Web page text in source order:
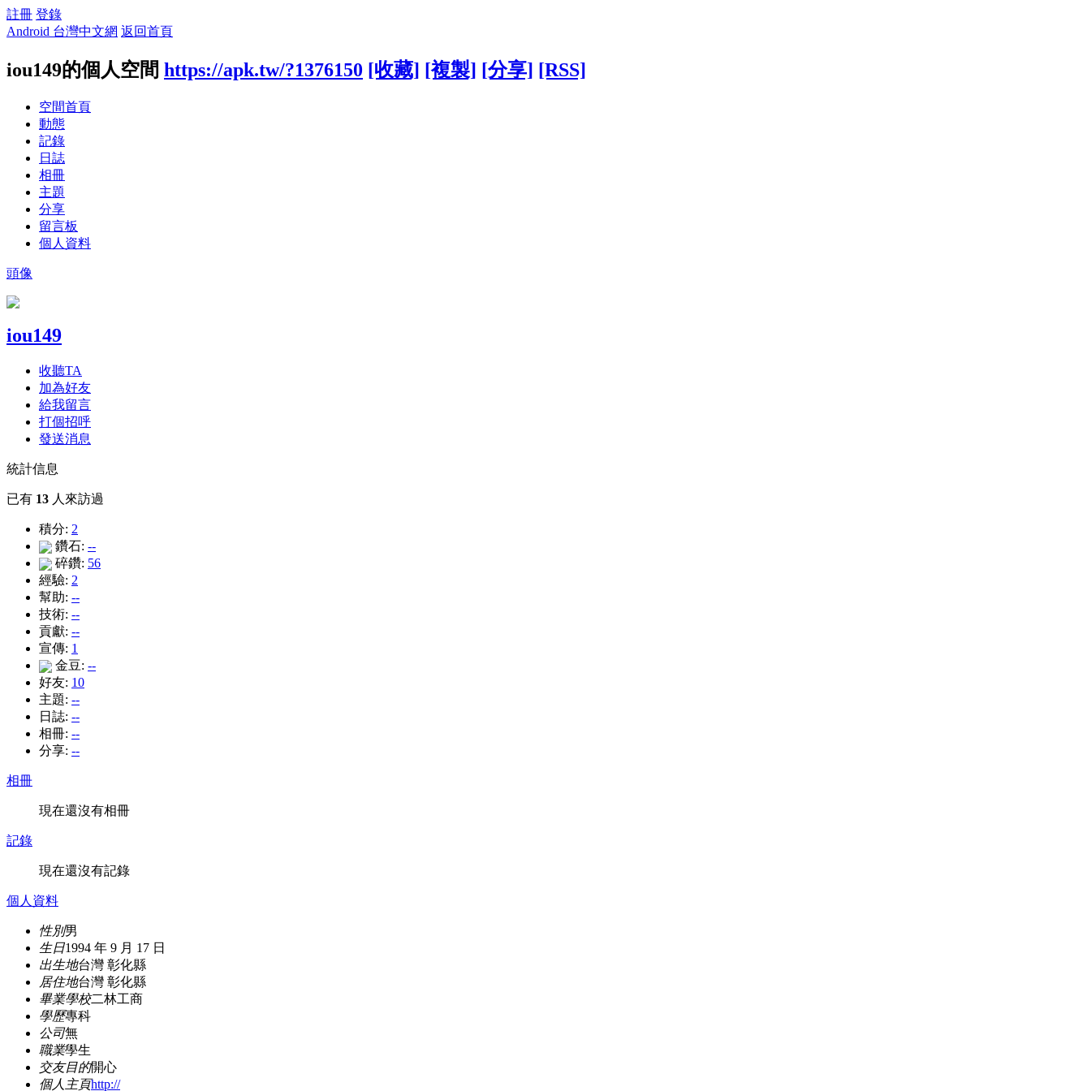
註冊 登錄
Android 台灣中文網 返回首頁
iou149的個人空間 https://apk.tw/?1376150 [收藏] [複製] [分享] [RSS]
空間首頁
動態
記錄
日誌
相冊
主題
分享
留言板
個人資料
頭像
iou149
收聽TA
加為好友
給我留言
打個招呼
發送消息
統計信息
已有 13 人來訪過
積分: 2
鑽石: --
碎鑽: 56
經驗: 2
幫助: --
技術: --
貢獻: --
宣傳: 1
金豆: --
好友: 10
主題: --
日誌: --
相冊: --
分享: --
相冊
現在還沒有相冊
記錄
現在還沒有記錄
個人資料
性別男
生日1994 年 9 月 17 日
出生地台灣 彰化縣
居住地台灣 彰化縣
畢業學校二林工商
學歷專科
公司無
職業學生
交友目的開心
個人主頁http://